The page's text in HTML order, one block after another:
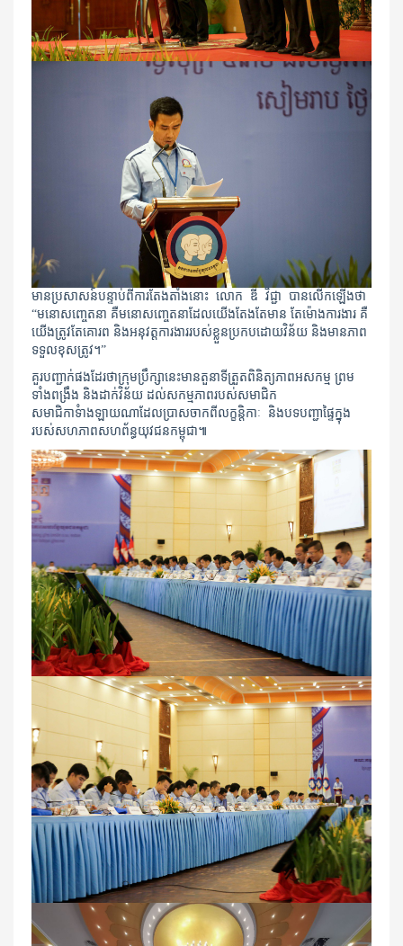
មានប្រសាសន៍បន្ទាប់ពីការតែងតាំងនោះ លោក ឌី វិជ្ជា បានលេីកឡេីងថា
“មនោសញ្ចេតនា គឺមនោសញ្ចេតនាដែលយើងតែងតែមាន តែម៉ោងការងារ គឺ
យើងត្រូវតែគោរព និងអនុវត្តការងាររបស់ខ្លួនប្រកបដោយវិន័យ និងមានភាព
ទទួលខុសត្រូវ។”
គួរបញ្ជាក់ផងដែរថាក្រុមប្រឹក្សានេះមានតួនាទីត្រួតពិនិត្យភាពអសកម្ម ព្រម
ទាំងពង្រឹង និងដាក់វិន័យ ដល់សកម្មភាពរបស់សមាជិក
សមាជិកាទំាងឡាយណាដែលប្រាសចាកពីលក្ខន្តិកាៈ និងបទបញ្ជាផ្ទៃក្នុង
របស់សហភាពសហព័ន្ធយុវជនកម្ពុជា៕